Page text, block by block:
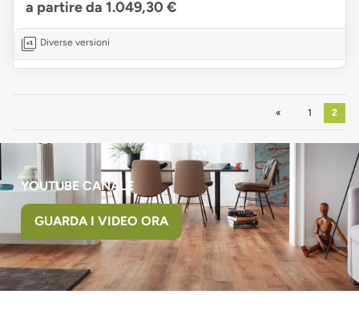
a partire da 1.049,30 €
Diverse versioni
Precedente
1 2
YOUTUBE CANALE
GUARDA I VIDEO ORA